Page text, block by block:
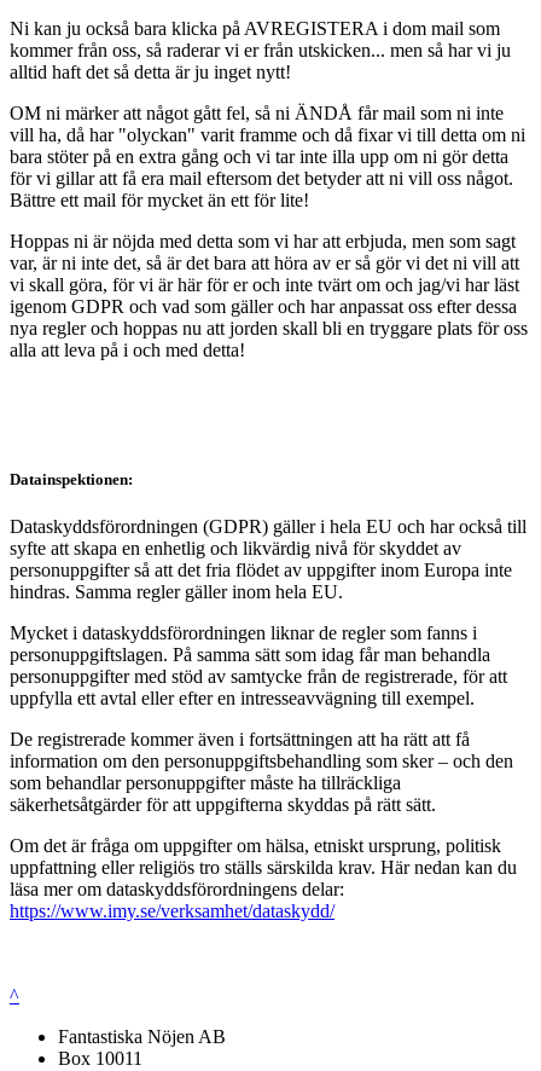
Ni kan ju också bara klicka på AVREGISTERA i dom mail som
kommer från oss, så raderar vi er från utskicken... men så har vi ju
alltid haft det så detta är ju inget nytt!
OM ni märker att något gått fel, så ni ÄNDÅ får mail som ni inte
vill ha, då har "olyckan" varit framme och då fixar vi till detta om ni
bara stöter på en extra gång och vi tar inte illa upp om ni gör detta
för vi gillar att få era mail eftersom det betyder att ni vill oss något.
Bättre ett mail för mycket än ett för lite!
Hoppas ni är nöjda med detta som vi har att erbjuda, men som sagt
var, är ni inte det, så är det bara att höra av er så gör vi det ni vill att
vi skall göra, för vi är här för er och inte tvärt om och jag/vi har läst
igenom GDPR och vad som gäller och har anpassat oss efter dessa
nya regler och hoppas nu att jorden skall bli en tryggare plats för oss
alla att leva på i och med detta!
Datainspektionen:
Dataskyddsförordningen (GDPR) gäller i hela EU och har också till
syfte att skapa en enhetlig och likvärdig nivå för skyddet av
personuppgifter så att det fria flödet av uppgifter inom Europa inte
hindras. Samma regler gäller inom hela EU.
Mycket i dataskyddsförordningen liknar de regler som fanns i
personuppgiftslagen. På samma sätt som idag får man behandla
personuppgifter med stöd av samtycke från de registrerade, för att
uppfylla ett avtal eller efter en intresseavvägning till exempel.
De registrerade kommer även i fortsättningen att ha rätt att få
information om den personuppgiftsbehandling som sker – och den
som behandlar personuppgifter måste ha tillräckliga
säkerhetsåtgärder för att uppgifterna skyddas på rätt sätt.
Om det är fråga om uppgifter om hälsa, etniskt ursprung, politisk
uppfattning eller religiös tro ställs särskilda krav. Här nedan kan du
läsa mer om dataskyddsförordningens delar:
https://www.imy.se/verksamhet/dataskydd/
^
Fantastiska Nöjen AB
Box 10011